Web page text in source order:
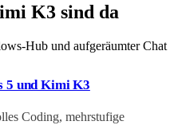
K3 sind da
Hub und aufgeräumter Chat
5 und Kimi K3
Coding, mehrstufige